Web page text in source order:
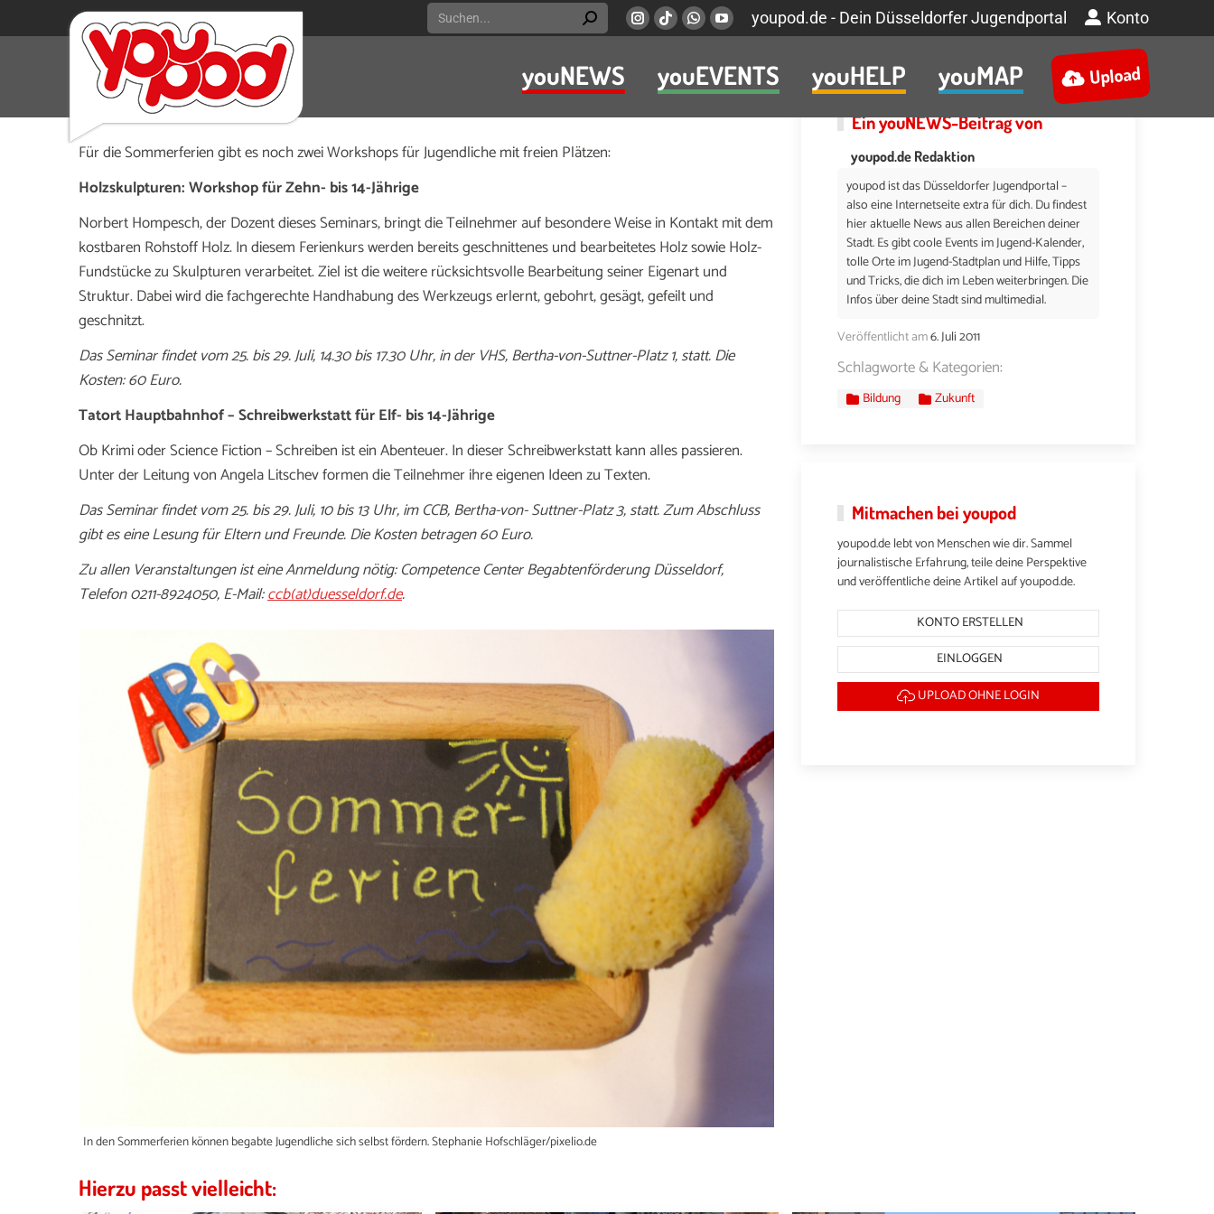
Search:
Instagram
opens
new
Viber
opens
in
new
Whatsapp
opens
in
new
YouTube
opens
in
new
youpod.de - Dein Düsseldorfer Jugendportal Konto
youNEWS youEVENTS youHELP youMAP Upload
In den Sommerferien können begabte Schüler Unentdecktes erforschen und ihre eigenen Stärken erproben.
Das Competence Center Begabtenförderung bietet ihnen Workshops an.
Für die Sommerferien gibt es noch zwei Workshops für Jugendliche mit freien Plätzen:
Holzskulpturen: Workshop für Zehn- bis 14-Jährige
Norbert Hompesch, der Dozent dieses Seminars, bringt die Teilnehmer auf besondere Weise in Kontakt mit dem
kostbaren Rohstoff Holz. In diesem Ferienkurs werden bereits geschnittenes und bearbeitetes Holz sowie Holz-
Fundstücke zu Skulpturen verarbeitet. Ziel ist die weitere rücksichtsvolle Bearbeitung seiner Eigenart und
Struktur. Dabei wird die fachgerechte Handhabung des Werkzeugs erlernt, gebohrt, gesägt, gefeilt und
geschnitzt.
Das Seminar findet vom 25. bis 29. Juli, 14.30 bis 17.30 Uhr, in der VHS, Bertha-von-Suttner-Platz 1, statt. Die
Kosten: 60 Euro.
Tatort Hauptbahnhof – Schreibwerkstatt für Elf- bis 14-Jährige
Ob Krimi oder Science Fiction – Schreiben ist ein Abenteuer. In dieser Schreibwerkstatt kann alles passieren.
Unter der Leitung von Angela Litschev formen die Teilnehmer ihre eigenen Ideen zu Texten.
Das Seminar findet vom 25. bis 29. Juli, 10 bis 13 Uhr, im CCB, Bertha-von- Suttner-Platz 3, statt. Zum Abschluss
gibt es eine Lesung für Eltern und Freunde. Die Kosten betragen 60 Euro.
Zu allen Veranstaltungen ist eine Anmeldung nötig: Competence Center Begabtenförderung Düsseldorf,
Telefon 0211-8924050, E-Mail:ccb(at)duesseldorf.de.
In den Sommerferien können begabte Jugendliche sich selbst fördern. Stephanie Hofschläger/pixelio.de
EinyouNEWS-Beitrag von
youpod.de Redaktion
youpod ist das Düsseldorfer Jugendportal –
also eine Internetseite extra für dich. Du findest
hier aktuelle News aus allen Bereichen deiner
Stadt. Es gibt coole Events im Jugend-Kalender,
tolle Orte im Jugend-Stadtplan und Hilfe, Tipps
und Tricks, die dich im Leben weiterbringen. Die
Infos über deine Stadt sind multimedial.
Veröffentlicht am6. Juli 2011
Schlagworte & Kategorien:
Bildung Zukunft
Mitmachen bei youpod
youpod.de lebt von Menschen wie dir. Sammel
journalistische Erfahrung, teile deine Perspektive
und veröffentliche deine Artikel auf youpod.de.
KONTO ERSTELLEN
EINLOGGEN
UPLOAD OHNE LOGIN
Hierzu passt vielleicht: